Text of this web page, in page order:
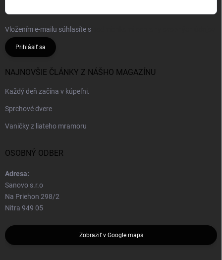
Vložením e-mailu súhlasíte s
Prihlásiť sa
NAJNOVŠIE ČLÁNKY Z NÁŠHO MAGAZÍNU
Každý deň začína v kúpeľni.
Sprchové dvere
Vaničky z liateho mramoru
OSOBNÝ ODBER
Adresa:
Sanovo s.r.o
Na Priehon 298/2
Nitra 949 05
Zobraziť v Google maps